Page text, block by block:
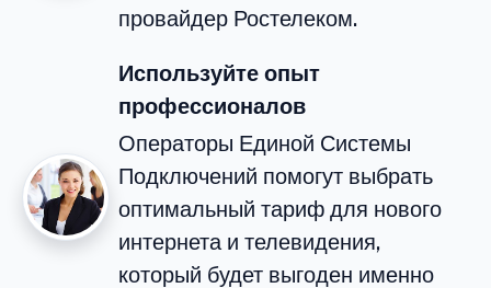
провайдер Ростелеком.
Используйте опыт
профессионалов
Операторы Единой Системы
Подключений помогут выбрать
оптимальный тариф для нового
интернета и телевидения,
который будет выгоден именно